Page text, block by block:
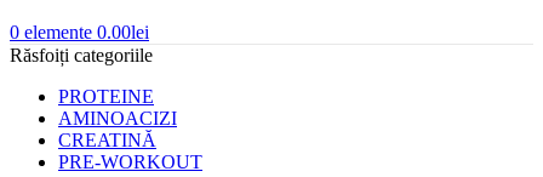
0 elemente 0.00lei
Răsfoiți categoriile
PROTEINE
AMINOACIZI
CREATINĂ
PRE-WORKOUT